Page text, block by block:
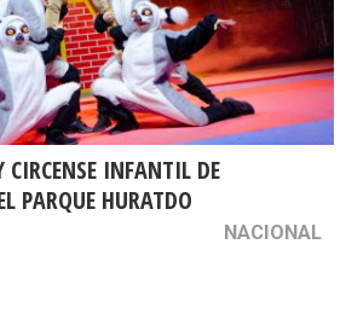
CIRCENSE INFANTIL DE
PARQUE HURATDO
NACIONAL